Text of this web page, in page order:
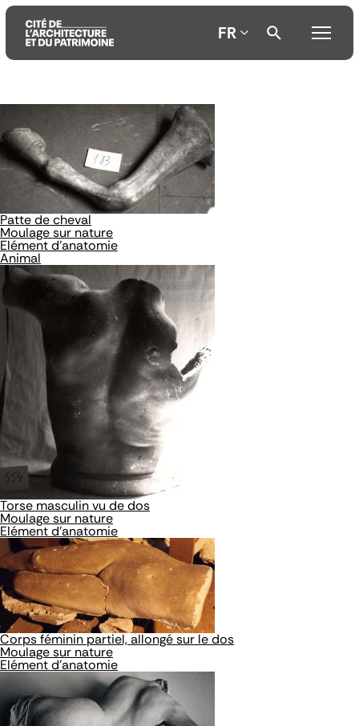
au
contenu
principal
au
menu
principal
à
la
recherche
FR
Patte de cheval
Moulage sur nature
Elément d'anatomie
Animal
Torse masculin vu de dos
Moulage sur nature
Elément d'anatomie
Corps féminin partiel, allongé sur le dos
Moulage sur nature
Elément d'anatomie